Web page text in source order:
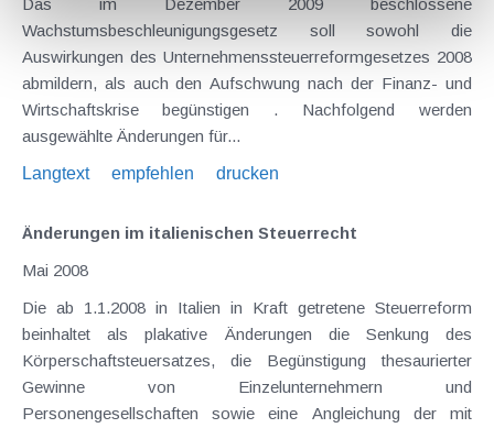
Wachstumsbeschleunigungsgesetz soll sowohl die
Auswirkungen des Unternehmenssteuerreformgesetzes 2008
abmildern, als auch den Aufschwung nach der Finanz- und
Wirtschaftskrise begünstigen . Nachfolgend werden
ausgewählte Änderungen für...
Langtext
empfehlen drucken
Änderungen im italienischen Steuerrecht
Mai 2008
Die ab 1.1.2008 in Italien in Kraft getretene Steuerreform
beinhaltet als plakative Änderungen die Senkung des
Körperschaftsteuersatzes, die Begünstigung thesaurierter
Gewinne von Einzelunternehmern und
Personengesellschaften sowie eine Angleichung der mit